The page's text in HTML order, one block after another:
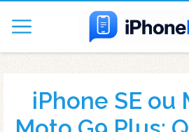
iPhone SE ou